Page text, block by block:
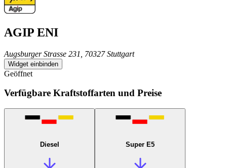
AGIP ENI
Augsburger Strasse 231, 70327 Stuttgart
Widget einbinden
Geöffnet
Verfügbare Kraftstoffarten und Preise
Diesel Super E5